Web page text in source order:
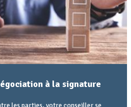
à la signature